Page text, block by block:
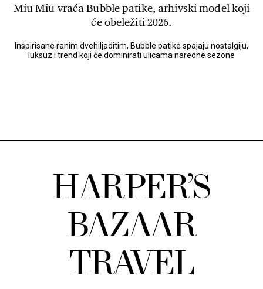
Miu Miu vraća Bubble patike, arhivski model koji
će obeležiti 2026.
Inspirisane ranim dvehiljaditim, Bubble patike spajaju nostalgiju,
luksuz i trend koji će dominirati ulicama naredne sezone
HARPER’S
BAZAAR
TRAVEL